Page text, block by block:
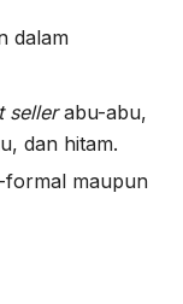
dalam
sellerabu-abu,
dan hitam.
formal maupun